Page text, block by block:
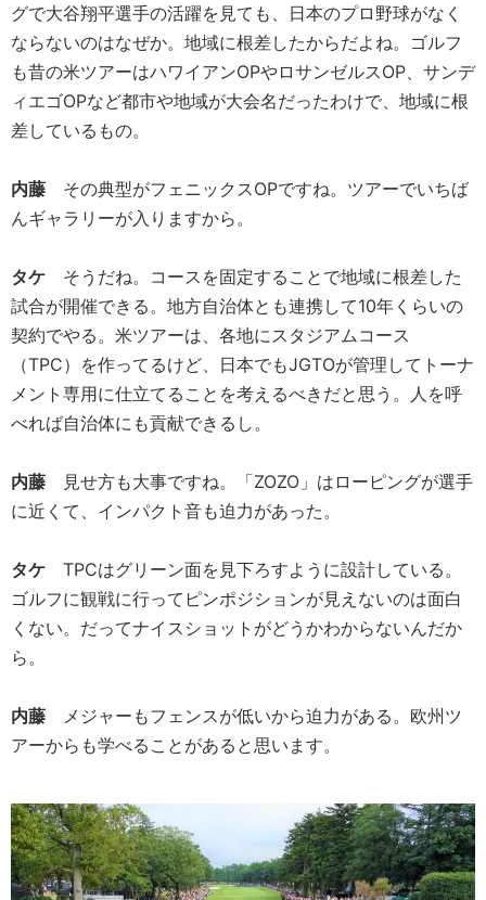
グで大谷翔平選手の活躍を見ても、日本のプロ野球がなく
ならないのはなぜか。地域に根差したからだよね。ゴルフ
も昔の米ツアーはハワイアンOPやロサンゼルスOP、サンデ
ィエゴOPなど都市や地域が大会名だったわけで、地域に根
差しているもの。
内藤 その典型がフェニックスOPですね。ツアーでいちば
んギャラリーが入りますから。
タケ そうだね。コースを固定することで地域に根差した
試合が開催できる。地方自治体とも連携して10年くらいの
契約でやる。米ツアーは、各地にスタジアムコース
（TPC）を作ってるけど、日本でもJGTOが管理してトーナ
メント専用に仕立てることを考えるべきだと思う。人を呼
べれば自治体にも貢献できるし。
内藤
見せ方も大事ですね。「ZOZO」はローピングが選手
に近くて、インパクト音も迫力があった。
タケ TPCはグリーン面を見下ろすように設計している。
ゴルフに観戦に行ってピンポジションが見えないのは面白
くない。だってナイスショットがどうかわからないんだか
ら。
内藤 メジャーもフェンスが低いから迫力がある。欧州ツ
アーからも学べることがあると思います。